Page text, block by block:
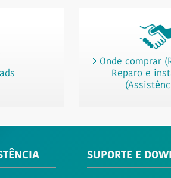
Onde comprar
Reparo e
SUPORTE E